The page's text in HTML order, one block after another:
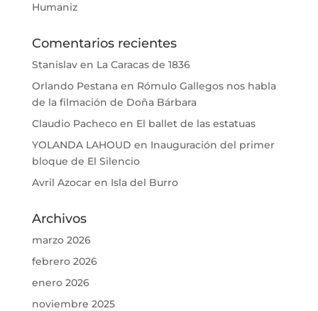
Humaniz
Comentarios recientes
Stanislaven La Caracas de 1836
Orlando Pestanaen Rómulo Gallegos nos habla
de la filmación de Doña Bárbara
Claudio Pachecoen El ballet de las estatuas
YOLANDA LAHOUD en Inauguración del primer
bloque de El Silencio
Avril Azocaren Isla del Burro
Archivos
marzo 2026
febrero 2026
enero 2026
noviembre 2025